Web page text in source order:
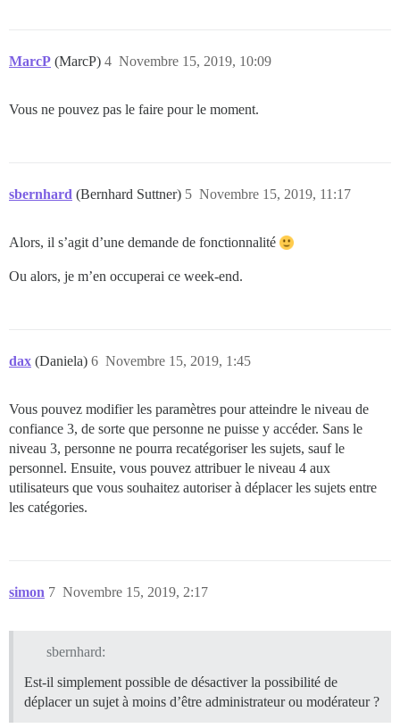
MarcP (MarcP) Novembre 15, 2019, 10:09
4
Vous ne pouvez pas le faire pour le moment.
sbernhard (Bernhard Suttner) Novembre 15, 2019, 11:17
5
Alors, il s’agit d’une demande de fonctionnalité
Ou alors, je m’en occuperai ce week-end.
dax (Daniela) Novembre 15, 2019, 1:45
6
Vous pouvez modifier les paramètres pour atteindre le niveau de
confiance 3, de sorte que personne ne puisse y accéder. Sans le
niveau 3, personne ne pourra recatégoriser les sujets, sauf le
personnel. Ensuite, vous pouvez attribuer le niveau 4 aux
utilisateurs que vous souhaitez autoriser à déplacer les sujets entre
les catégories.
simon Novembre 15, 2019, 2:17
7
sbernhard:
Est-il simplement possible de désactiver la possibilité de
déplacer un sujet à moins d’être administrateur ou modérateur ?